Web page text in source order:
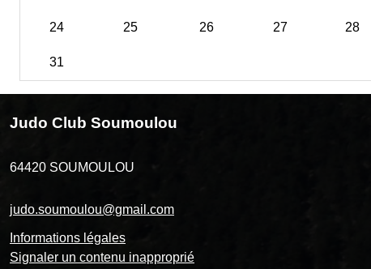
24 25 26 27 28
31
Judo Club Soumoulou
64420 SOUMOULOU
judo.soumoulou@gmail.com
Informations légales
Signaler un contenu inapproprié